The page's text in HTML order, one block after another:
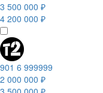
3 500 000 ₽
4 200 000 ₽
901 6 999999
2 000 000 ₽